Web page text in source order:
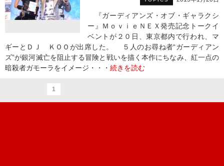
『ガーディアンズ・オブ・ギャラクシ
ー』ＭｏｖｉｅＮＥＸ発売記念トークイ
ベントが２０日、東京都内で行われ、マ
ギーとＤＪ ＫＯＯが出席した。 ５人のお尋ね者“ガーディアン
ズ”が銀河滅亡を阻止する冒険と戦いを描く本作にちなみ、紅一点の
暗殺者ガモーラをイメージ・・・ 続きを読む
1